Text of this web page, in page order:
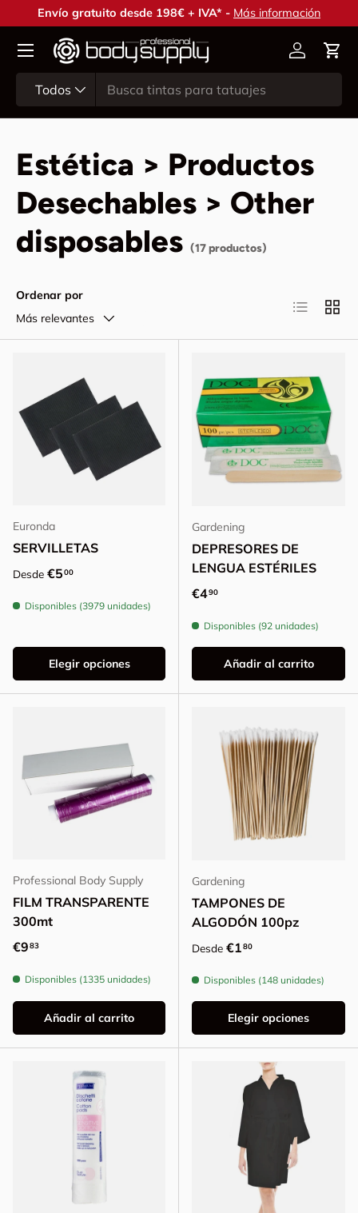
Ir al contenido
Envío gratuito desde 198€ + IVA* - Más información
Todos
Cuenta
Estética > Productos
Desechables > Other
disposables (17 productos)
Ordenar por
Más relevantes
Lista
Euronda
SERVILLETAS
Precio normal
Desde €500
Disponibles (3979 unidades)
Elegir opciones
Gardening
DEPRESORES DE
LENGUA ESTÉRILES
Precio normal
€490
Disponibles (92 unidades)
Añadir al carrito
Professional Body Supply
FILM TRANSPARENTE
300mt
Precio normal
€983
Disponibles (1335 unidades)
Añadir al carrito
Gardening
TAMPONES DE
ALGODÓN 100pz
Precio normal
Desde €180
Disponibles (148 unidades)
Elegir opciones